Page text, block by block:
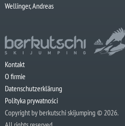
Wellinger, Andreas
Kontakt
O firmie
Datenschutzerklärung
Polityka prywatności
Copyright by berkutschi skijumping © 2026.